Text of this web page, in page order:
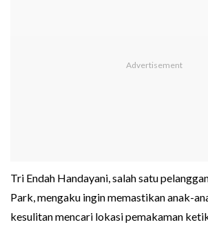
Tri Endah Handayani, salah satu
Park, mengaku ingin memastikan anak-
kesulitan mencari lokasi pemakaman